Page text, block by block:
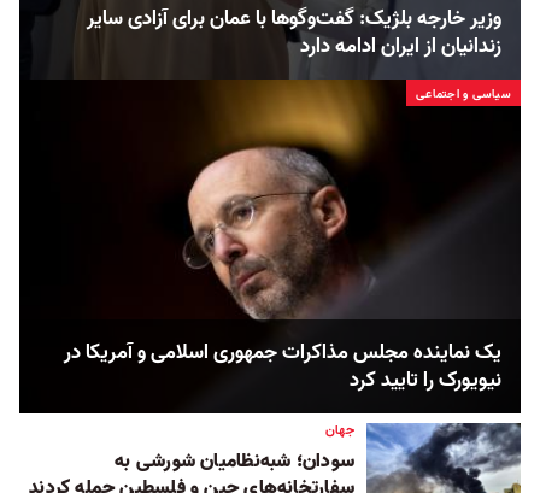
وزیر خارجه بلژیک: گفت‌وگوها با عمان برای آزادی سایر
زندانیان از ایران ادامه دارد
سیاسی و اجتماعی
یک نماینده مجلس مذاکرات جمهوری اسلامی و آمریکا در
نیویورک را تایید کرد
جهان
سودان؛ شبه‌نظامیان شورشی به